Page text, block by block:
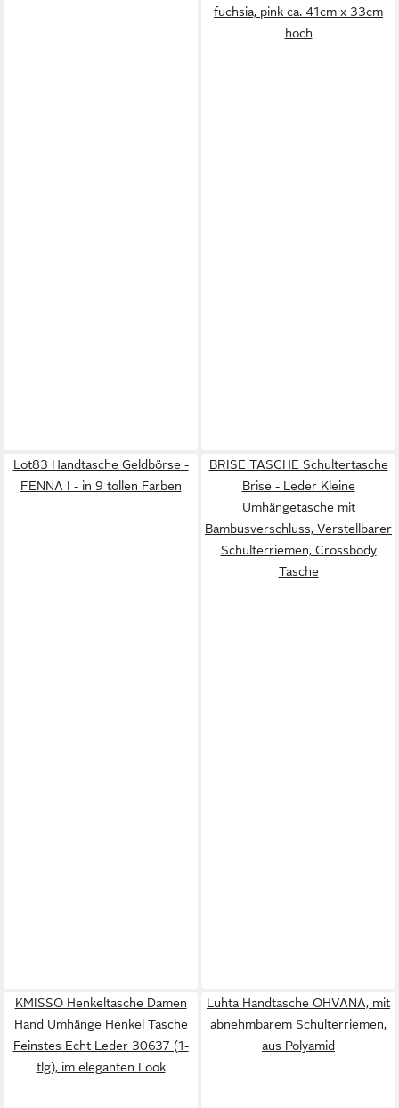
fuchsia, pink ca. 41cm x 33cm
hoch
Lot83 Handtasche Geldbörse -
FENNA I - in 9 tollen Farben
BRISE TASCHE Schultertasche
Brise - Leder Kleine
Umhängetasche mit
Bambusverschluss, Verstellbarer
Schulterriemen, Crossbody
Tasche
KMISSO Henkeltasche Damen
Hand Umhänge Henkel Tasche
Feinstes Echt Leder 30637 (1-
tlg), im eleganten Look
Luhta Handtasche OHVANA, mit
abnehmbarem Schulterriemen,
aus Polyamid